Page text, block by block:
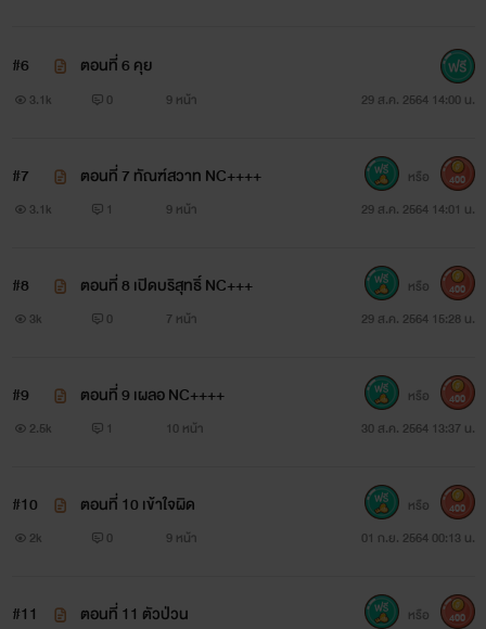
ฝากกดไลค์ กดเเชร์ เเละติดตามการอัพเดทนิยายได้ที่เพจ
#6 ตอนที่ 6 คุย
3.1k 0 9 หน้า 29 ส.ค. 2564 14:00 น.
#7 ตอนที่ 7 ทัณฑ์สวาท NC++++
3.1k 1 9 หน้า 29 ส.ค. 2564 14:01 น.
หรือ 400
#8 ตอนที่ 8 เปิดบริสุทธิ์ NC+++
3k 0 7 หน้า 29 ส.ค. 2564 15:28 น.
หรือ 400
#9 ตอนที่ 9 เผลอ NC++++
2.5k 1 10 หน้า 30 ส.ค. 2564 13:37 น.
หรือ 400
#10 ตอนที่ 10 เข้าใจผิด
2k 0 9 หน้า 01 ก.ย. 2564 00:13 น.
หรือ 400
#11 ตอนที่ 11 ตัวป่วน หรือ 400